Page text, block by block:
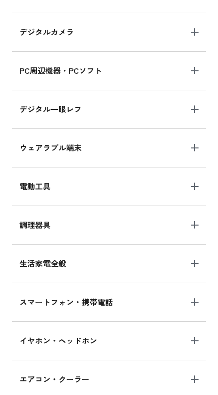
デジタルカメラ
PC周辺機器・PCソフト
デジタル一眼レフ
ウェアラブル端末
電動工具
調理器具
生活家電全般
スマートフォン・携帯電話
イヤホン・ヘッドホン
エアコン・クーラー
MK2K3J/Aの新品買取価格はこちら